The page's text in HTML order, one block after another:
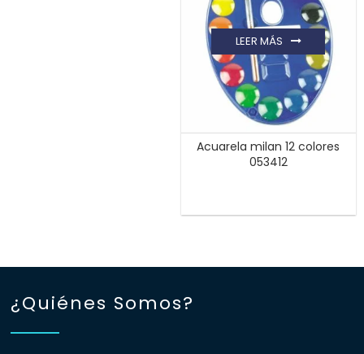
Acuarela milan 12 colores
053412
LEER MÁS
¿Quiénes Somos?